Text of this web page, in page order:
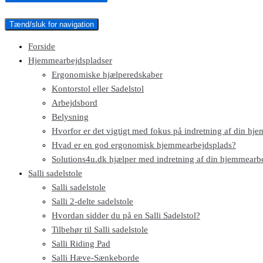
Tænd/sluk for navigation
Forside
Hjemmearbejdspladser
Ergonomiske hjælperedskaber
Kontorstol eller Sadelstol
Arbejdsbord
Belysning
Hvorfor er det vigtigt med fokus på indretning af din
Hvad er en god ergonomisk hjemmearbejdsplads?​
Solutions4u.dk hjælper med indretning af din
Salli sadelstole
Salli sadelstole
Salli 2-delte sadelstole
Hvordan sidder du på en Salli Sadelstol?
Tilbehør til Salli sadelstole
Salli Riding Pad
Salli Hæve-Sænkeborde